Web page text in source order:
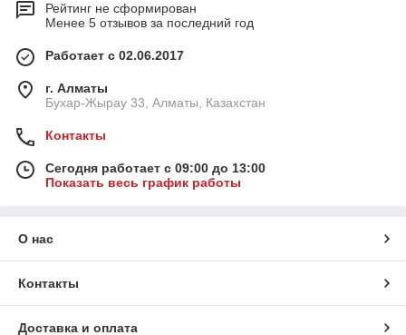
Рейтинг не сформирован
Менее 5 отзывов за последний год
Работает с 02.06.2017
г. Алматы
Бухар-Жырау 33, Алматы, Казахстан
Контакты
Сегодня работает с 09:00 до 13:00
Показать весь график работы
О нас
Контакты
Доставка и оплата